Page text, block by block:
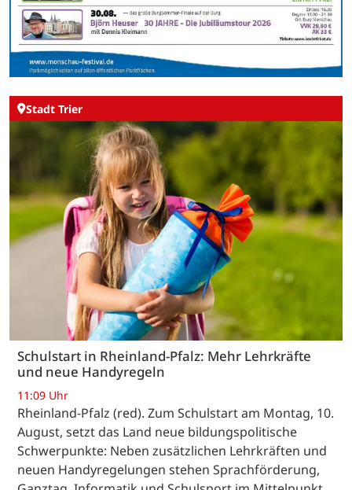
Stadt Trier
Schulstart in Rheinland-Pfalz: Mehr Lehrkräfte
und neue Handyregeln
11:09 Uhr
Rheinland-Pfalz (red). Zum Schulstart am Montag, 10.
August, setzt das Land neue bildungspolitische
Schwerpunkte: Neben zusätzlichen Lehrkräften und
neuen Handyregelungen stehen Sprachförderung,